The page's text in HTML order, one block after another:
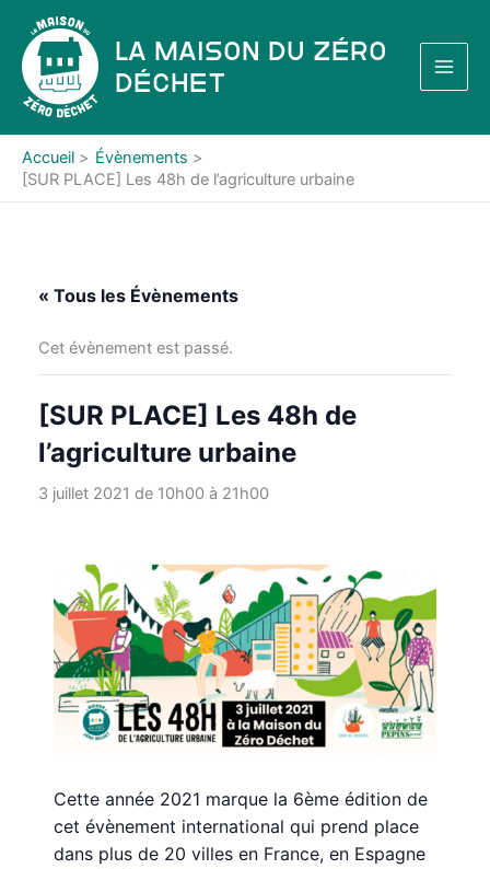
contenu
La Maison du Zéro
Déchet
Accueil
Évènements
[SUR PLACE] Les 48h de l’agriculture urbaine
« Tous les Évènements
Cet évènement est passé.
[SUR PLACE] Les 48h de
l’agriculture urbaine
3 juillet 2021 de 10h00à 21h00
Cette année 2021 marque la 6ème édition de
cet évènement international qui prend place
dans plus de 20 villes en France, en Espagne